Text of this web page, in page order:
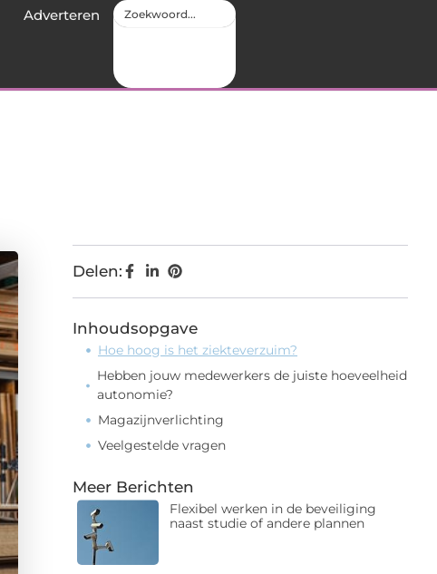
Adverteren
Delen:
Inhoudsopgave
Hoe hoog is het ziekteverzuim?
Hebben jouw medewerkers de juiste hoeveelheid
autonomie?
Magazijnverlichting
Veelgestelde vragen
Meer Berichten
Flexibel werken in de beveiliging
naast studie of andere plannen